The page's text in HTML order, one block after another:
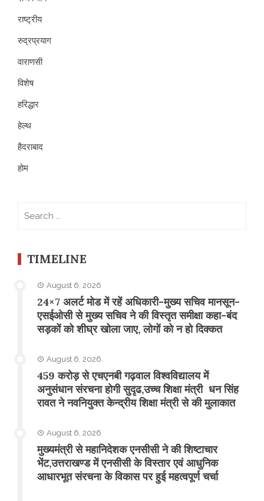
राष्ट्रीय
रुद्रप्रयाग
वाराणसी
विशेष
हरिद्धार
हेल्थ
हैदराबाद
होम
TIMELINE
August 6, 2026
24×7 अलर्ट मोड में रहें अधिकारी-मुख्य सचिव मानसून-
एसईओसी से मुख्य सचिव ने की विस्तृत समीक्षा कहा-बंद
सड़कों को शीघ्र खोला जाए, लोगों को न हो दिक्कत
August 6, 2026
459 करोड़ से एचएनबी गढ़वाल विश्वविद्यालय में
अनुसंधान संरचना होगी सुदृढ,उच्च शिक्षा मंत्री धन सिंह
रावत ने नवनियुक्त केन्द्रीय शिक्षा मंत्री से की मुलाकात
August 6, 2026
मुख्यमंत्री से महानिदेशक एनसीसी ने की शिष्टाचार
भेंट,उत्तराखण्ड में एनसीसी के विस्तार एवं आधुनिक
आधारभूत संरचना के विकास पर हुई महत्वपूर्ण चर्चा